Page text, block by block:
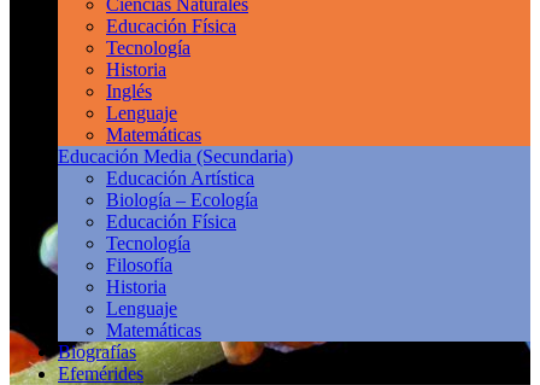
Ciencias Naturales
Educación Física
Tecnología
Historia
Inglés
Lenguaje
Matemáticas
Educación Media (Secundaria)
Educación Artística
Biología – Ecología
Educación Física
Tecnología
Filosofía
Historia
Lenguaje
Matemáticas
Biografías
Efemérides